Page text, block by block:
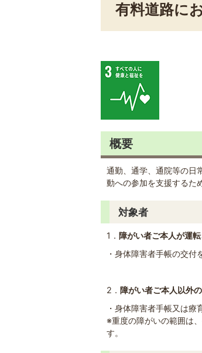
有料道路に
概要
通勤、通学、通院等の日
動への参加を支援するた
対象者
1． 障がい者ご本人が運
・身体障害者手帳の交付
2． 障がい者ご本人以外
・身体障害者手帳又は
※重度の障がいの範囲は
す。